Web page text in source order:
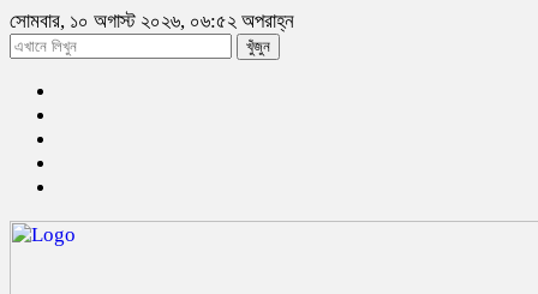
সোমবার, ১০ অগাস্ট ২০২৬, ০৬:৫২ অপরাহ্ন
খুঁজুন